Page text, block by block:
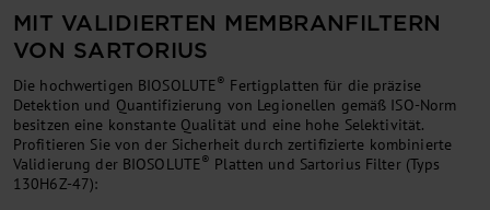
MIT VALIDIERTEN MEMBRANFILTERN
VON SARTORIUS
Die hochwertigen BIOSOLUTE® Fertigplatten für die präzise
Detektion und Quantifizierung von Legionellen gemäß ISO-Norm
besitzen eine konstante Qualität und eine hohe Selektivität.
Profitieren Sie von der Sicherheit durch zertifizierte kombinierte
Validierung der BIOSOLUTE® Platten und Sartorius Filter (Typs
130H6Z-47):